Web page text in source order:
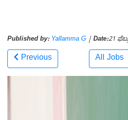
Published by: Yallamma G | Date:21
Previous All Jobs